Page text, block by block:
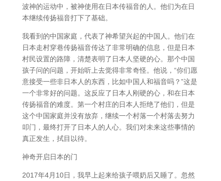
波神的运动中，被神使用在日本传福音的人。他们为在日
本继续传扬福音打下了基础。
我看到的中国家庭，代表了神希望兴起的中国人。他们在
日本走村穿巷传扬福音传达了非常明确的信息，但是日本
村民设置的路障，清楚表明了日本人坚硬的心。那个中国
孩子问的问题，开始听上去觉得非常奇怪。他说，“你们愿
意接受一些非日本人的东西，比如中国人和福音吗？”这是
一个非常好的问题。这反应了日本人刚硬的心，和在日本
传扬福音的难度。第一个村庄的日本人拒绝了他们，但是
这个中国家庭并没有放弃，继续一个村落一个村落去努力
叩门，最终打开了日本人的人心。我们对未来这些事情的
真正发生，拭目以待。
神奇开启日本的门
2017年4月10日，我早上起来给孩子喂奶后又睡了。忽然